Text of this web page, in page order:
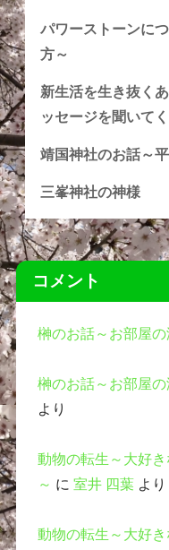
パワーストーンに
方～
新生活を生き抜く
ッセージを聞いて
靖国神社のお話～
三峯神社の神様
コメント
榊のお話～お部屋
榊のお話～お部屋
より
動物の転生～大好
～ に 室井 四葉より
動物の転生～大好